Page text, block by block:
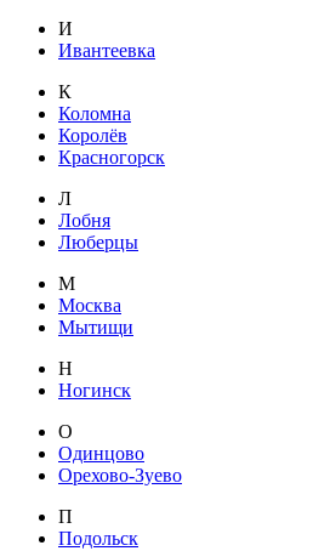
И
Ивантеевка
К
Коломна
Королёв
Красногорск
Л
Лобня
Люберцы
М
Москва
Мытищи
Н
Ногинск
О
Одинцово
Орехово-Зуево
П
Подольск